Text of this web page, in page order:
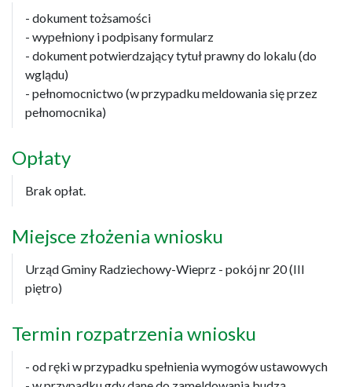
- dokument tożsamości
- wypełniony i podpisany formularz
- dokument potwierdzający tytuł prawny do lokalu (do
wglądu)
- pełnomocnictwo (w przypadku meldowania się przez
pełnomocnika)
Opłaty
Brak opłat.
Miejsce złożenia wniosku
Urząd Gminy Radziechowy-Wieprz - pokój nr 20 (III
piętro)
Termin rozpatrzenia wniosku
- od ręki w przypadku spełnienia wymogów ustawowych